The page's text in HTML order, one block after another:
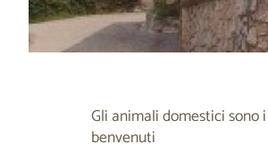
Gli animali domestici sono i
benvenuti